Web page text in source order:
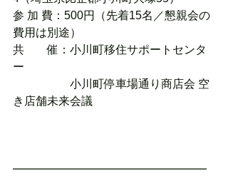
参 加 費：500円（先着15名／懇親会の
費用は別途）
共　　催：小川町移住サポートセンタ
ー
小川町停車場通り商店会 空
き店舗未来会議
━━━━━━━━━━━━━━━━━